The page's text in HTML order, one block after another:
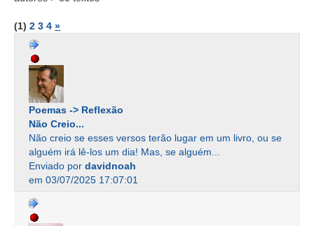
(1) 2 3 4 »
Poemas -> Reflexão
Não Creio...
Não creio se esses versos terão lugar em um livro, ou se
alguém irá lê-los um dia! Mas, se alguém...
Enviado por davidnoah
em 03/07/2025 17:07:01